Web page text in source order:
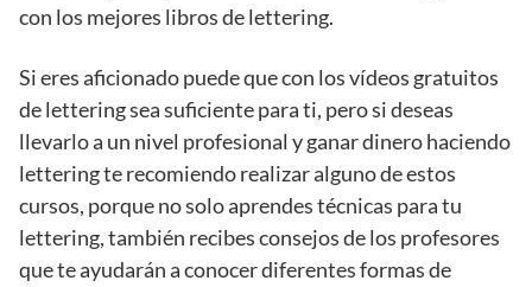
con los mejores libros de lettering.
Si eres aficionado puede que con los vídeos gratuitos
de lettering sea suficiente para ti, pero si deseas
llevarlo a un nivel profesional y ganar dinero haciendo
lettering te recomiendo realizar alguno de estos
cursos, porque no solo aprendes técnicas para tu
lettering, también recibes consejos de los profesores
que te ayudarán a conocer diferentes formas de